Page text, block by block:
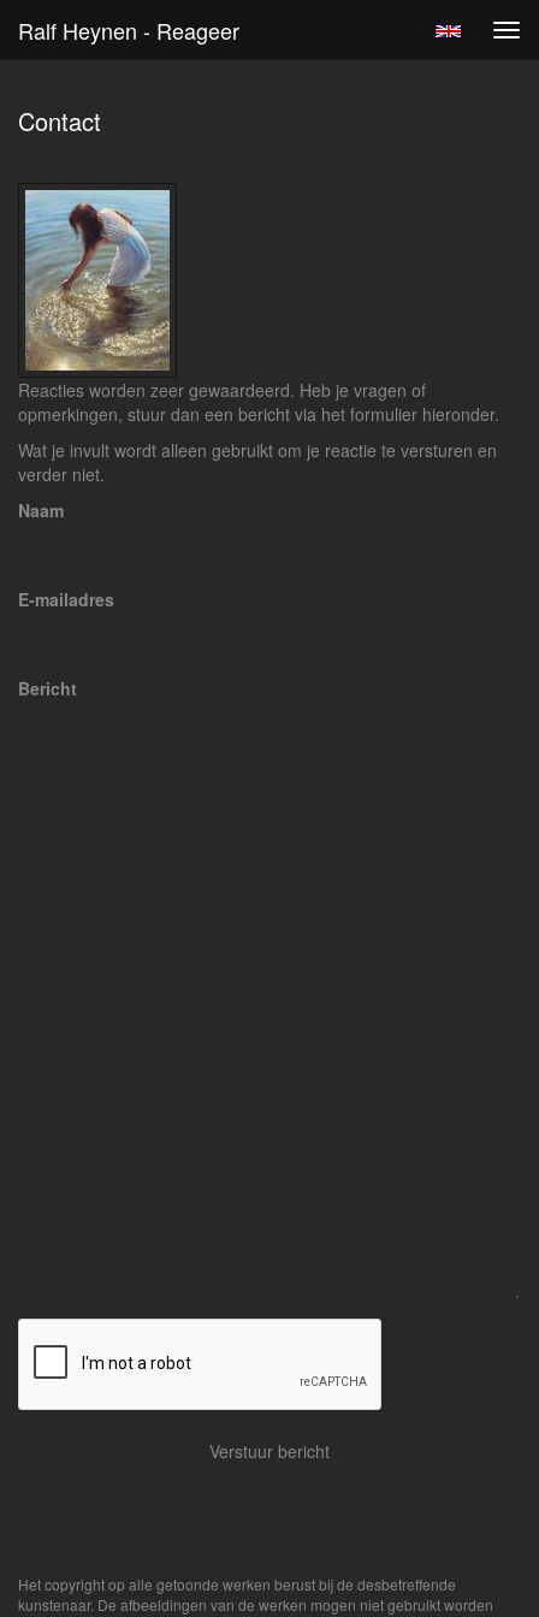
Ralf Heynen - Reageer
Contact
Reacties worden zeer gewaardeerd. Heb je vragen of
opmerkingen, stuur dan een bericht via het formulier hieronder.
Wat je invult wordt alleen gebruikt om je reactie te versturen en
verder niet.
Naam
E-mailadres
Bericht
Het copyright op alle getoonde werken berust bij de desbetreffende
kunstenaar. De afbeeldingen van de werken mogen niet gebruikt worden